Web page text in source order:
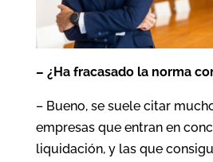
– ¿Ha fracasado la norma
– Bueno, se suele citar
empresas que entran en
liquidación, y las que